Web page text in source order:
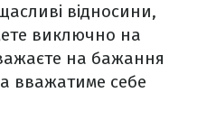
відносини,
виключно на
на бажання
вважатиме себе